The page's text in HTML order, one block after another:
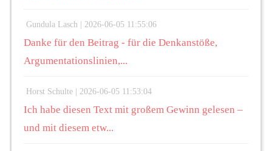
Gundula Lasch | 2026-06-05 11:55:06
Danke für den Beitrag - für die Denkanstöße,
Argumentationslinien,...
Horst Schulte | 2026-06-05 11:53:04
Ich habe diesen Text mit großem Gewinn gelesen –
und mit diesem etw...